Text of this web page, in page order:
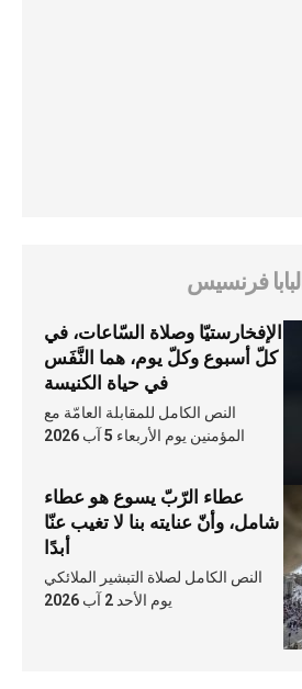
البابا فرنسيس
الإفخارستيّا وصلاة السّاعات، في
كلّ أسبوع وكلّ يوم، هما النَّفَس
في حياة الكنيسة
النص الكامل للمقابلة العامّة مع
المؤمنين يوم الأربعاء 5 آب 2026
عطاء الرّبّ يسوع هو عطاء
شامل، وأنّ عنايته بنا لا تغيب عنّا
أبدًا
النص الكامل لصلاة التبشير الملائكي
يوم الأحد 2 آب 2026